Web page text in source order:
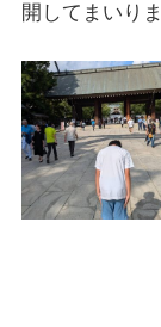
開してまいりま